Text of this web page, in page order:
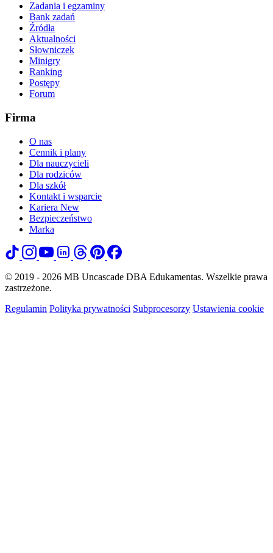
Zadania i egzaminy
Bank zadań
Źródła
Aktualności
Słowniczek
Minigry
Ranking
Postępy
Forum
Firma
O nas
Cennik i plany
Dla nauczycieli
Dla rodziców
Dla szkół
Kontakt i wsparcie
Kariera New
Bezpieczeństwo
Marka
© 2019 - 2026 MB Uncascade DBA Edukamentas. Wszelkie prawa
zastrzeżone.
Regulamin Polityka prywatności Subprocesorzy Ustawienia cookie